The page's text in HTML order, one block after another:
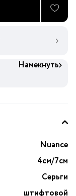
Намекнуть
Nuance
4см/7см
Серьги
штифтовой